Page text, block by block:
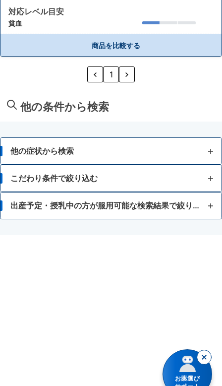
対応レベル目安
貧血
商品を比較する
1
他の条件から検索
他の症状から検索
病中・病後等の増血及び回復促進
こだわり条件で絞り込む
胃の負担を抑えた 出産予定・授乳中の方が服用可能な検索結果で絞り込む
お薬選び